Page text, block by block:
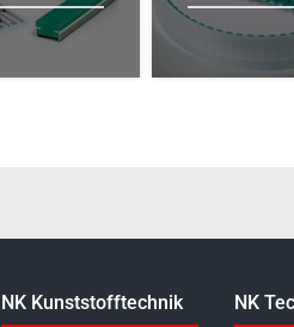
NK Kunststofftechnik NK